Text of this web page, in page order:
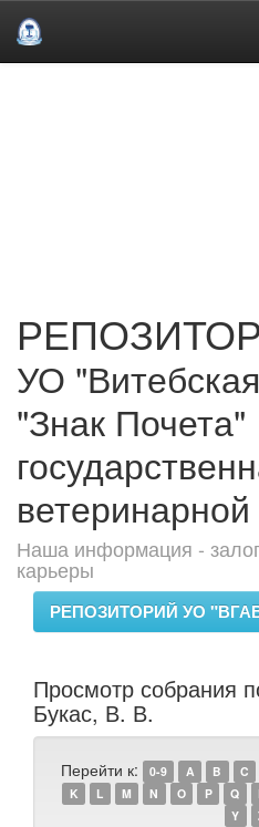
УО
"Знак Почета"
Наша информация -
карьеры
РЕПОЗИТОРИЙ УО
Просмотр собрания
Букас, В. В.
Перейти к: 0-9 A B C
K
L M N O P Q
Y